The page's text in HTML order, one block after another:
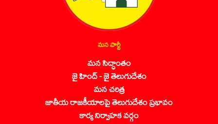
మన పార్టీ
మన సిద్ధాంతం
జై హింద్ - జై తెలుగుదేశం
మన చరిత్ర
జాతీయ రాజకీయాలపై తెలుగుదేశం ప్రభావం
కార్య నిర్వాహక వర్గం